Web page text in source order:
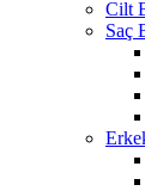
Cilt
Saç